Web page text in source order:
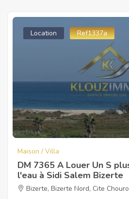
Location Ref1337a
Maison / Villa
DM 7365 A Louer Un S
l'eau à Sidi Salem Bizerte
Bizerte, Bizerte Nord, Cite